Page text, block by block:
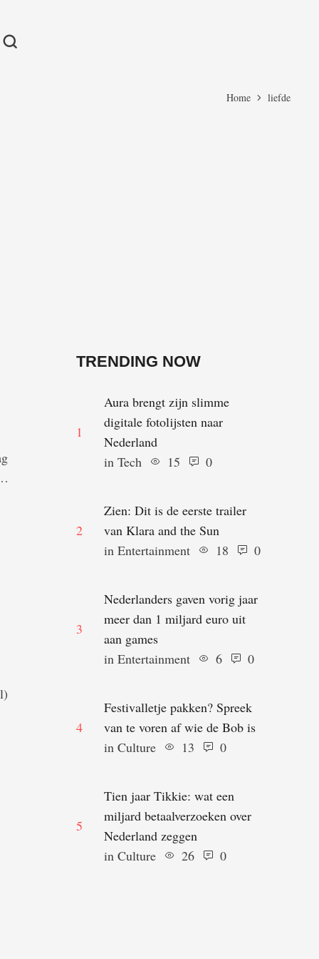
Home liefde
TRENDING NOW
1
Aura brengt zijn slimme
digitale fotolijsten naar
Nederland
in Tech 15 0
2
Zien: Dit is de eerste trailer
van Klara and the Sun
in Entertainment 18 0
3
Nederlanders gaven vorig jaar
meer dan 1 miljard euro uit
aan games
in Entertainment 6 0
4
Festivalletje pakken? Spreek
van te voren af wie de Bob is
in Culture 13 0
5
Tien jaar Tikkie: wat een
miljard betaalverzoeken over
Nederland zeggen
in Culture 26 0